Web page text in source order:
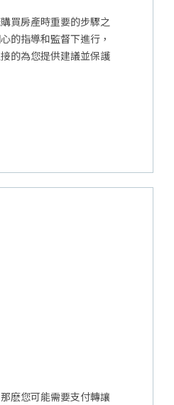
買房產時重要的步驟之
的指導和監督下進行，
的為您提供建議並保護
麽您可能需要支付轉讓